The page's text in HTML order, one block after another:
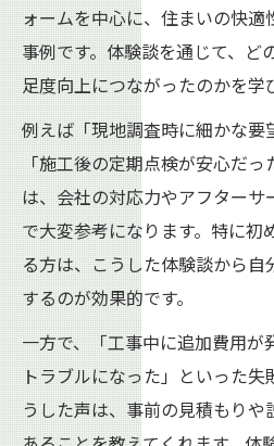
リフォーム業者選び
口コミや評判を活か
現地調査や見積もり対
判断
リフォーム後の保証
する
山科区で信頼される
理想の住まいを叶えるリ
山科区で話題のリフォ
リフォームで実現し
成功事例から学ぶリ
水回りリフォームの
ォームを中心に、住まいの快
事例です。体験談を通じて、ど
足度向上につながったのかを学
例えば「現地調査時に細かな要
「施工後の定期点検が安心だっ
は、会社の対応力やアフター
で大変参考になります。特に初
る方は、こうした体験談から
するのが効果的です。
一方で、「工事中に追加費用が
トラブルになった」といった失
うした声は、事前の見積もり